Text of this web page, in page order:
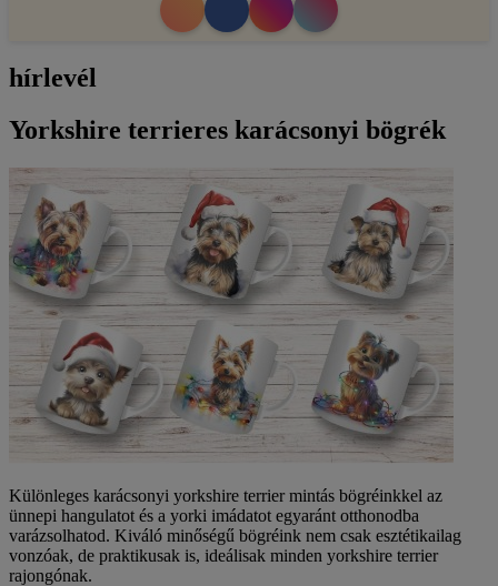
hírlevél
Yorkshire terrieres karácsonyi bögrék
Különleges karácsonyi yorkshire terrier mintás bögréinkkel az
ünnepi hangulatot és a yorki imádatot egyaránt otthonodba
varázsolhatod. Kiváló minőségű bögréink nem csak esztétikailag
vonzóak, de praktikusak is, ideálisak minden yorkshire terrier
rajongónak.